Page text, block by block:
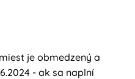
miest je obmedzený a
- ak sa naplní